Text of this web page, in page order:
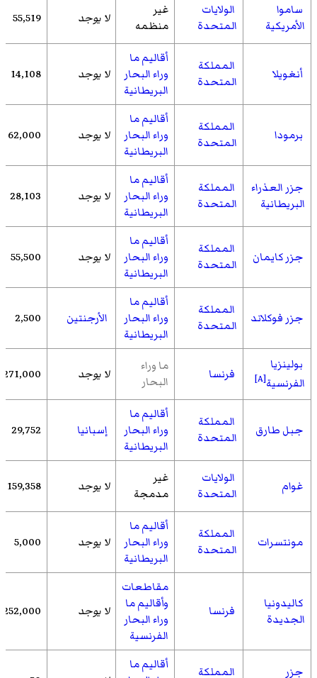
ساموا
الأمريكية
الولايات
المتحدة
غير
منظمه
لا يوجد 55,519
أنغويلا
المملكة
المتحدة
أقاليم ما
وراء البحار
البريطانية
لا يوجد 14,108
برمودا
المملكة
المتحدة
أقاليم ما
وراء البحار
البريطانية
لا يوجد 62,000
جزر العذراء
البريطانية
المملكة
المتحدة
أقاليم ما
وراء البحار
البريطانية
لا يوجد 28,103
جزر كايمان
المملكة
المتحدة
أقاليم ما
وراء البحار
البريطانية
لا يوجد 55,500
جزر فوكلاند
المملكة
المتحدة
أقاليم ما
وراء البحار
البريطانية
الأرجنتين 2,500
بولينزيا
الفرنسية[A] فرنسا
ما وراء
البحار
لا يوجد 271,000
جبل طارق
المملكة
المتحدة
أقاليم ما
وراء البحار
البريطانية
إسبانيا 29,752
غوام
الولايات
المتحدة
غير
مدمجة
لا يوجد 159,358
مونتسرات
المملكة
المتحدة
أقاليم ما
وراء البحار
البريطانية
لا يوجد 5,000
كاليدونيا
الجديدة
فرنسا
مقاطعات
وأقاليم ما
وراء البحار
الفرنسية
لا يوجد 252,000
جزر المملكة
أقاليم ما